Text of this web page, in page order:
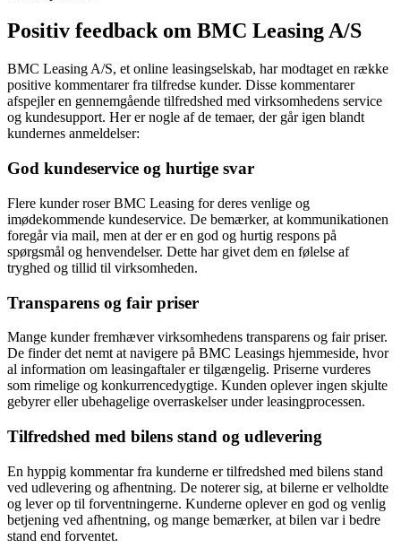
Positiv feedback om BMC Leasing A/S
BMC Leasing A/S, et online leasingselskab, har modtaget en række
positive kommentarer fra tilfredse kunder. Disse kommentarer
afspejler en gennemgående tilfredshed med virksomhedens service
og kundesupport. Her er nogle af de temaer, der går igen blandt
kundernes anmeldelser:
God kundeservice og hurtige svar
Flere kunder roser BMC Leasing for deres venlige og
imødekommende kundeservice. De bemærker, at kommunikationen
foregår via mail, men at der er en god og hurtig respons på
spørgsmål og henvendelser. Dette har givet dem en følelse af
tryghed og tillid til virksomheden.
Transparens og fair priser
Mange kunder fremhæver virksomhedens transparens og fair priser.
De finder det nemt at navigere på BMC Leasings hjemmeside, hvor
al information om leasingaftaler er tilgængelig. Priserne vurderes
som rimelige og konkurrencedygtige. Kunden oplever ingen skjulte
gebyrer eller ubehagelige overraskelser under leasingprocessen.
Tilfredshed med bilens stand og udlevering
En hyppig kommentar fra kunderne er tilfredshed med bilens stand
ved udlevering og afhentning. De noterer sig, at bilerne er velholdte
og lever op til forventningerne. Kunderne oplever en god og venlig
betjening ved afhentning, og mange bemærker, at bilen var i bedre
stand end forventet.